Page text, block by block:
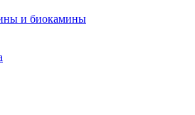
и биокамины